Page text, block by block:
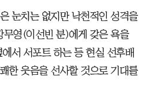
눈치는 없지만 낙천적인 성격을
영(이선빈 분)에게 갖은 욕을
서 서포트 하는 등 현실 선후배
한 웃음을 선사할 것으로 기대를